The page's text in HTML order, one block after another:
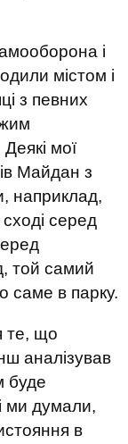
і
містом і
з певних
мої
Майдан з
наприклад,
сході серед
той самий
саме в парку.
те, що
аналізував
буде
ми думали,
в